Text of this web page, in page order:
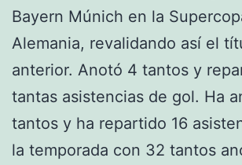
Bayern Múnich en la
Alemania, revalidando así el
anterior. Anotó 4 tantos y
tantas asistencias de gol. Ha
tantos y ha repartido 16
la temporada con 32 tantos